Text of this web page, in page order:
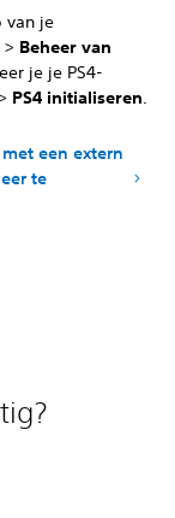
van je
> Beheer van
je je PS4-
PS4 initialiseren
een extern
te